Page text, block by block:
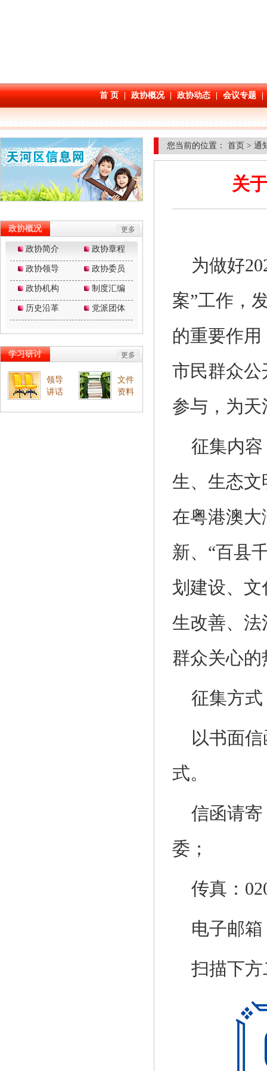
您当前的位置： 首页 > 通
关
为做好
案”工作，
的重要作
市民群众公
参与，为
征集内
生、生态
在粤港澳
新、“百县
划建设、
生改善、
群众关心
征集方式
以书面
式。
信函请
委；
传真：
电子邮箱
扫描下